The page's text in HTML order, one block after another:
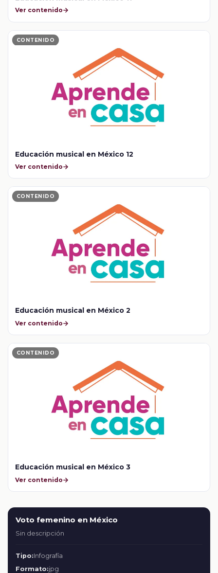
Ver contenido
CONTENIDO
Educación musical en México 12
Ver contenido
CONTENIDO
Educación musical en México 2
Ver contenido
CONTENIDO
Educación musical en México 3
Ver contenido
Voto femenino en México
Sin descripción
Tipo:Infografía
Formato:jpg